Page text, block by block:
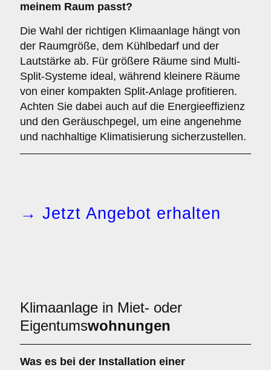
meinem Raum passt?
Die Wahl der richtigen Klimaanlage hängt von
der Raumgröße, dem Kühlbedarf und der
Lautstärke ab. Für größere Räume sind Multi-
Split-Systeme ideal, während kleinere Räume
von einer kompakten Split-Anlage profitieren.
Achten Sie dabei auch auf die Energieeffizienz
und den Geräuschpegel, um eine angenehme
und nachhaltige Klimatisierung sicherzustellen.
→ Jetzt Angebot erhalten
Klimaanlage in Miet- oder
Eigentumswohnungen
Was es bei der Installation einer